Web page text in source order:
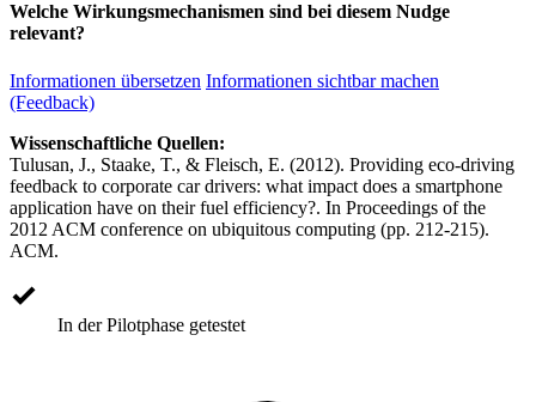
Welche Wirkungsmechanismen sind bei diesem Nudge
relevant?
Informationen übersetzen Informationen sichtbar machen
(Feedback)
Wissenschaftliche Quellen:
Tulusan, J., Staake, T., & Fleisch, E. (2012). Providing eco-driving
feedback to corporate car drivers: what impact does a smartphone
application have on their fuel efficiency?. In Proceedings of the
2012 ACM conference on ubiquitous computing (pp. 212-215).
ACM.
In der Pilotphase getestet